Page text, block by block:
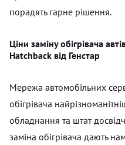
порадять гарне рішення.
Ціни заміну обігрівача
Hatchback від Генстар
Мережа автомобільних
обігрівача
обладнання та штат
заміна обігрівача дають